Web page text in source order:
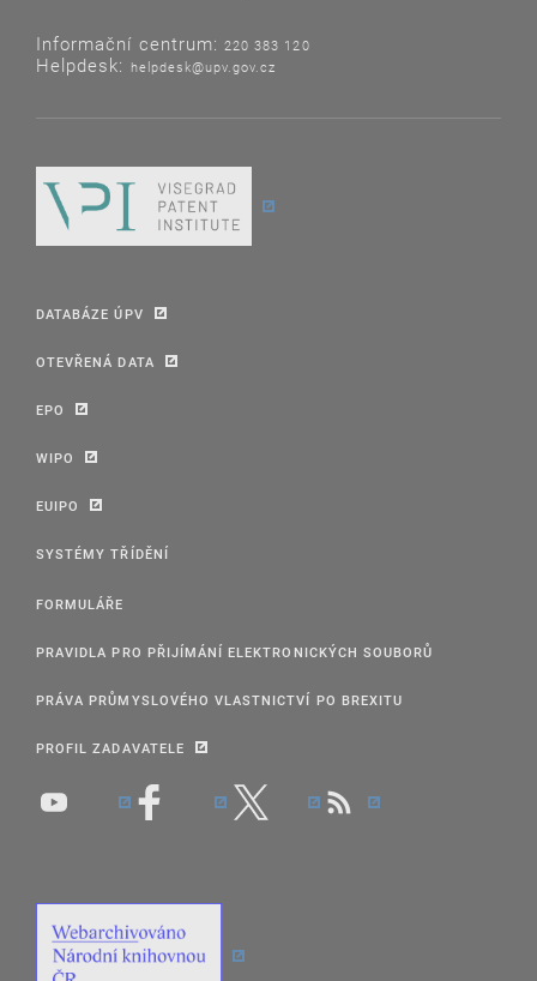
Informační centrum: 220 383 120
Helpdesk: helpdesk@upv.gov.cz
DATABÁZE ÚPV
OTEVŘENÁ DATA
EPO
WIPO
EUIPO
SYSTÉMY TŘÍDĚNÍ
FORMULÁŘE
PRAVIDLA PRO PŘIJÍMÁNÍ ELEKTRONICKÝCH SOUBORŮ
PRÁVA PRŮMYSLOVÉHO VLASTNICTVÍ PO BREXITU
PROFIL ZADAVATELE